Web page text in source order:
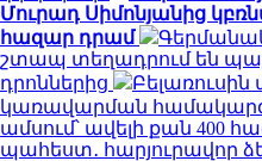
Մուրադ Սիմոնյանից
հազար դրամ
շտապ տեղադրում են
դրոններից
կառավարման
ամսում՝ ավելի քան 400
պահեստ․ հարյուրավոր